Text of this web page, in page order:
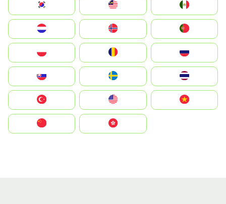
South Korea
United States
中國香港特別行政區